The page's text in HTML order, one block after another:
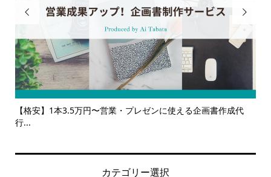

【格安】1本3.5万円〜営業・プレゼンに使える企画書作成代
行...

カテゴリー選択